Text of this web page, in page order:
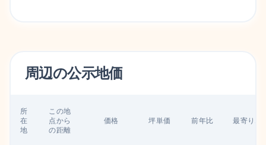
周辺の公示地価
所
在
地
この地
点から
の距離
価格 坪単価 前年比 最寄り駅